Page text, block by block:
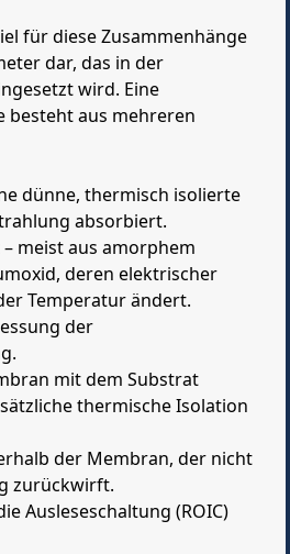
für diese Zusammenhänge
dar, das in der
wird. Eine
besteht aus mehreren
dünne, thermisch isolierte
absorbiert.
meist aus amorphem
deren elektrischer
Temperatur ändert.
der
mit dem Substrat
thermische Isolation
der Membran, der nicht
zurückwirft.
Ausleseschaltung (ROIC)